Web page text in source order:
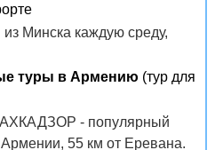
Минска каждую среду,
туры в Армению (тур для
- популярный
55 км от Еревана.